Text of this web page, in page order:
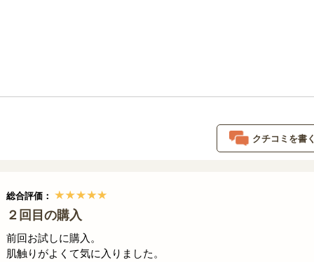
クチコミを書く
総合評価：
２回目の購入
前回お試しに購入。
肌触りがよくて気に入りました。